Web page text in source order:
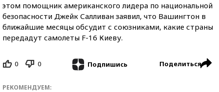
этом помощник американского лидера по национальной
безопасности Джейк Салливан заявил, что Вашингтон в
ближайшие месяцы обсудит с союзниками, какие страны
передадут самолеты F-16 Киеву.
0 0 Подпишись Поделиться
РЕКОМЕНДУЕМ: